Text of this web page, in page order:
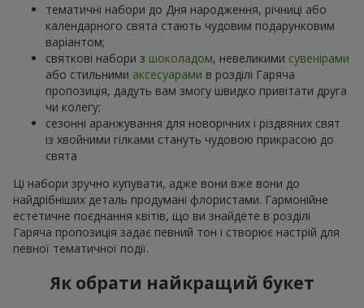
тематичні набори до Дня народження, річниці або
календарного свята стають чудовим подарунковим
варіантом;
святкові набори з шоколадом, невеликими сувенірами
або стильними аксесуарами в розділі Гаряча
пропозиція, дадуть вам змогу швидко привітати друга
чи колегу;
сезонні аранжування для новорічних і різдвяних свят
із хвойними гілками стануть чудовою прикрасою до
свята
Ці набори зручно купувати, адже вони вже вони до
найдрібніших деталь продумані флористами. Гармонійне
естетичне поєднання квітів, що ви знайдете в розділі
Гаряча пропозиція задає певний тон і створює настрій для
певної тематичної події.
Як обрати найкращий букет